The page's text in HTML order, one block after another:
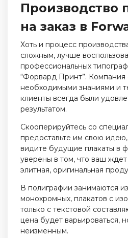
Производство
на заказ в
Хоть и процесс
сложным, лучше
профессиональных
“Форвард Принт”. Компания
необходимыми знаниями и
клиенты всегда были
результатом.
Скооперируйтесь со
предоставьте им свою
видите будущие плакаты в
уверены в том, что ваш
элитная, оригинальная
В полиграфии занимаются
монохромных, плакатов с
только с текстовой
цена будет варьироваться,
неизменным.